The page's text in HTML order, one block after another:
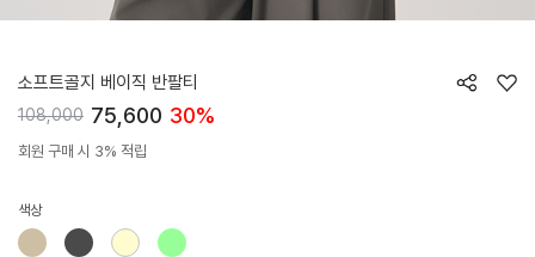
소프트골지 베이직 반팔티
108,000 75,600 30%
회원 구매 시 3% 적립
색상